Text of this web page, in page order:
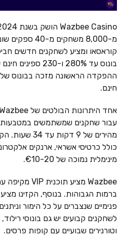
מ-8,000
קוראסאו ומציע לשחקנים חדשים
חינם.
עבור שחקנים שמשתמשים במטבעות
מהירים של 9
כולל כרטיסי אשראי, ארנקים
מינימלית נמוכה של €10-20.
פנימיים שנצברים על כל הימור
וטורנירים שבועיים עם קופות פרסים.